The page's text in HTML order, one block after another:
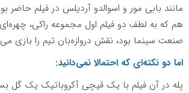
مانند بابی مور و اسوالدو آردیلس در فیلم حاضر
هم که به لطف دو فیلم اول مجموعه راکی،
صنعت سینما بود، نقش دروازه‌بان تیم را بازی
اما دو نکته‌ای که احتمالا نمی‌دانید:
پله در آن فیلم با یک قیچی آکروباتیک یک گل